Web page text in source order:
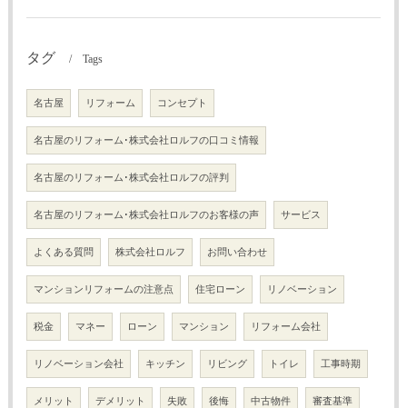
タグ Tags
名古屋 リフォーム コンセプト
名古屋のリフォーム･株式会社ロルフの口コミ情報
名古屋のリフォーム･株式会社ロルフの評判
名古屋のリフォーム･株式会社ロルフのお客様の声 サービス
よくある質問 株式会社ロルフ お問い合わせ
マンションリフォームの注意点 住宅ローン リノベーション
税金 マネー ローン マンション リフォーム会社
リノベーション会社 キッチン リビング トイレ 工事時期
メリット デメリット 失敗 後悔 中古物件 審査基準